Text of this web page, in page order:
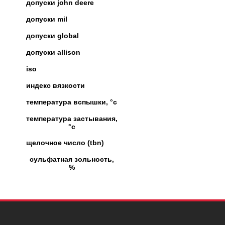
допуски john deere
допуски mil
допуски global
допуски allison
iso
индекс вязкости
температура вспышки, °c
температура застывания,
°c
щелочное число (tbn)
сульфатная зольность,
%